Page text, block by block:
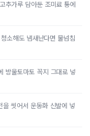
추가루 담아둔 조미료 통에
소해도 냄새난다면 물넘침
방울토마토 꼭지 그대로 넣
씻어서 운동화 신발에 넣